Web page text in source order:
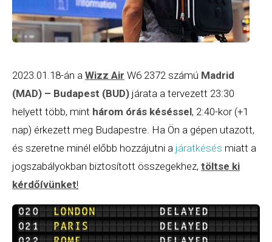
2023.01.18-án a Wizz Air W6 2372 számú Madrid
(MAD) – Budapest (BUD) járata a tervezett 23:30
helyett több, mint három órás késéssel, 2:40-kor (+1
nap) érkezett meg Budapestre. Ha Ön a gépen utazott,
és szeretne minél előbb hozzájutni a járatkésés miatt a
jogszabályokban biztosított összegekhez, töltse ki
kérdőívünket!